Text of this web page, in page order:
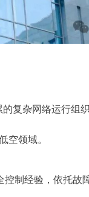
复杂网络运行组
空领域。
制经验，依托故